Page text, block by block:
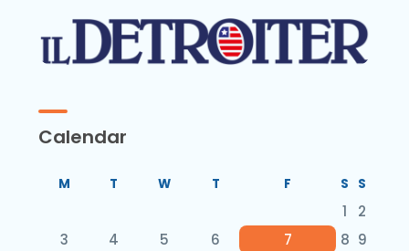
Calendar
M T W T F S S
1
2
3
4 5 6 7 8 9